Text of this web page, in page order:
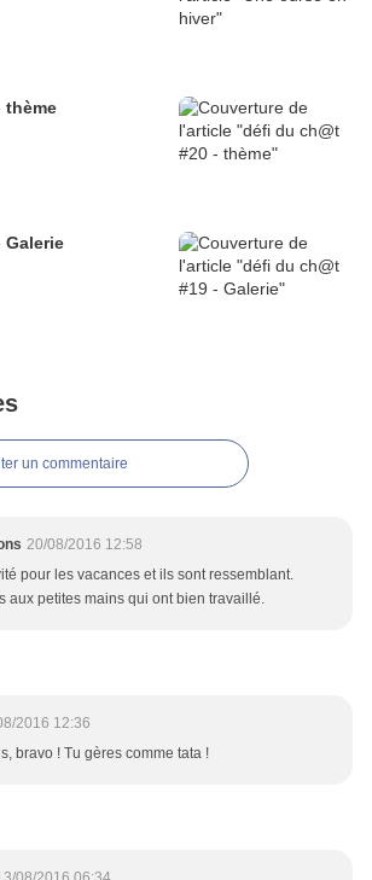
thème
Galerie
un commentaire
20/08/2016 12:58
pour les vacances et ils sont ressemblant.
aux petites mains qui ont bien travaillé.
2016 12:36
bravo ! Tu gères comme tata !